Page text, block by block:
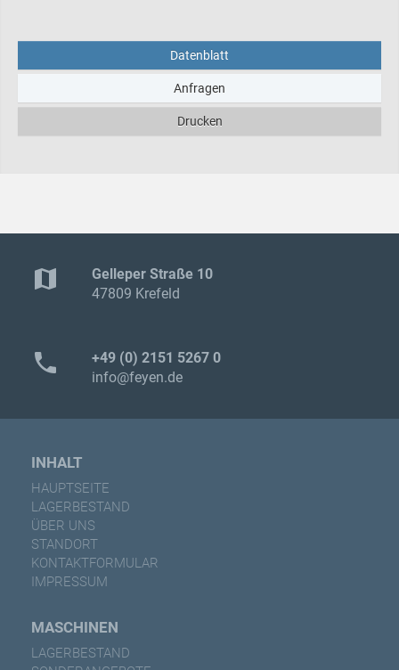
Datenblatt
Anfragen
Drucken
map
Gelleper Straße 10
47809 Krefeld
phone
+49 (0) 2151 5267 0
info@feyen.de
INHALT
HAUPTSEITE
LAGERBESTAND
ÜBER UNS
STANDORT
KONTAKTFORMULAR
IMPRESSUM
MASCHINEN
LAGERBESTAND